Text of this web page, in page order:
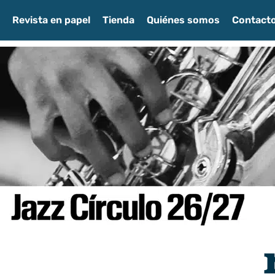
Revista en papel Tienda Quiénes somos